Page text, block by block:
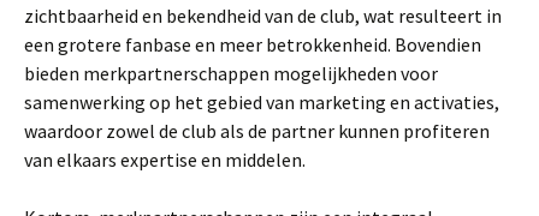
zichtbaarheid en bekendheid van de club, wat resulteert in
een grotere fanbase en meer betrokkenheid. Bovendien
bieden merkpartnerschappen mogelijkheden voor
samenwerking op het gebied van marketing en activaties,
waardoor zowel de club als de partner kunnen profiteren
van elkaars expertise en middelen.